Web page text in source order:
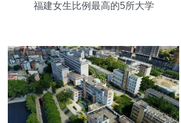
福建女生比例最高的5所大学